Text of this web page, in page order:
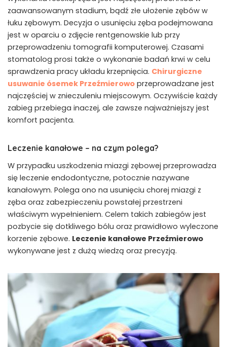
zaawansowanym stadium, bądź złe ułożenie zębów w
łuku zębowym. Decyzja o usunięciu zęba podejmowana
jest w oparciu o zdjęcie rentgenowskie lub przy
przeprowadzeniu tomografii komputerowej. Czasami
stomatolog prosi także o wykonanie badań krwi w celu
sprawdzenia pracy układu krzepnięcia. Chirurgiczne
usuwanie ósemek Przeźmierowo przeprowadzane jest
najczęściej w znieczuleniu miejscowym. Oczywiście każdy
zabieg przebiega inaczej, ale zawsze najważniejszy jest
komfort pacjenta.
Leczenie kanałowe – na czym polega?
W przypadku uszkodzenia miazgi zębowej przeprowadza
się leczenie endodontyczne, potocznie nazywane
kanałowym. Polega ono na usunięciu chorej miazgi z
zęba oraz zabezpieczeniu powstałej przestrzeni
właściwym wypełnieniem. Celem takich zabiegów jest
pozbycie się dotkliwego bólu oraz prawidłowo wyleczone
korzenie zębowe. Leczenie kanałowe Przeźmierowo
wykonywane jest z dużą wiedzą oraz precyzją.